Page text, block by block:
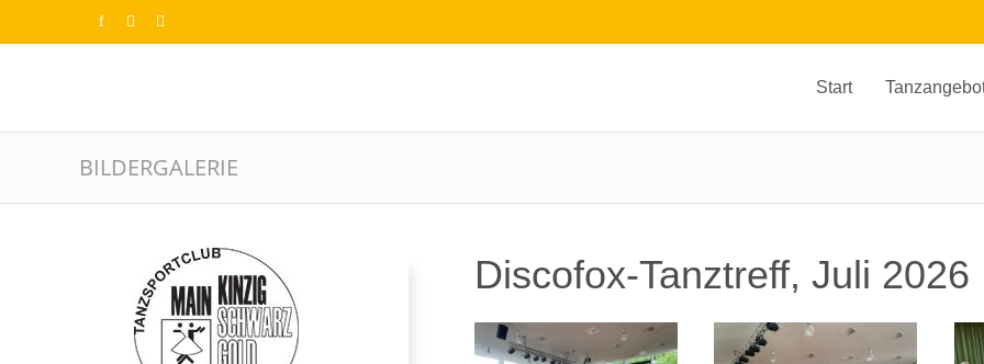
Start
BILDERGALERIE
Discofox-Tanztreff, Juli 2026